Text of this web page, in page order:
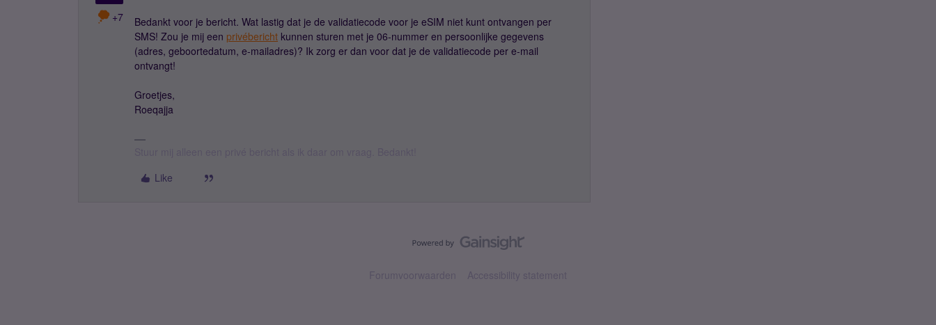
+7
Bedankt voor je bericht. Wat lastig dat je de validatiecode voor je eSIM niet kunt ontvangen per
SMS! Zou je mij een privébericht kunnen sturen met je 06-nummer en persoonlijke gegevens
(adres, geboortedatum, e-mailadres)? Ik zorg er dan voor dat je de validatiecode per e-mail
ontvangt!
Groetjes,
Roeqajja
Like
Forumvoorwaarden Accessibility statement